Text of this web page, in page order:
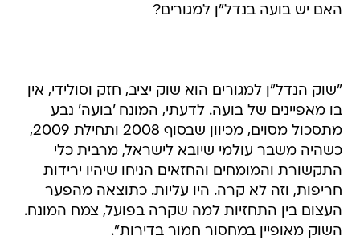
האם יש בועה בנדל"ן למגורים?
"שוק הנדל"ן למגורים הוא שוק יציב, חזק וסולידי, אין
בו מאפיינים של בועה. לדעתי, המונח 'בועה' נבע
מתסכול מסוים, מכיוון שבסוף 2008 ותחילת 2009,
כשהיה משבר עולמי שיובא לישראל, מרבית כלי
התקשורת והמומחים והחזאים הניחו שיהיו ירידות
חריפות, וזה לא קרה. היו עליות. כתוצאה מהפער
העצום בין התחזיות למה שקרה בפועל, צמח המונח.
השוק מאופיין במחסור חמור בדירות".